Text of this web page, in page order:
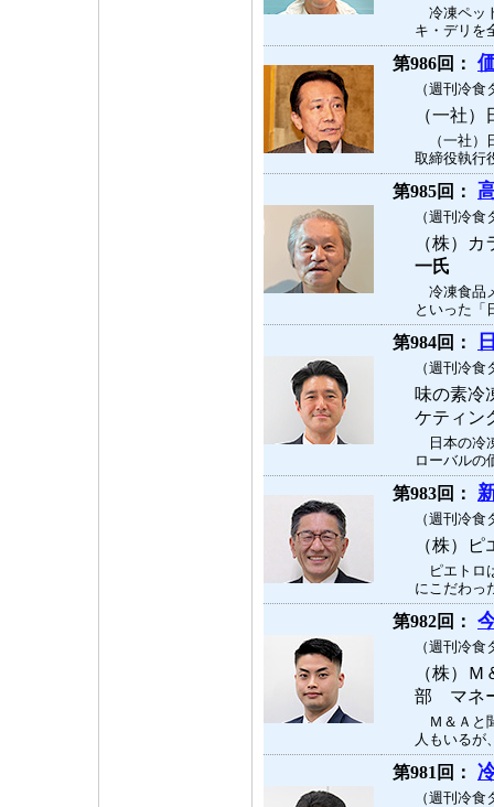
冷凍ペッ
キ・デリを
第986回：
（週刊冷
（一社
（一社）
取締役執行
第985回：
（週刊冷
（株）
一氏
冷凍食品
といった「
第984回：
（週刊冷
味の素
ケティ
日本の冷
ローバルの
第983回：
（週刊冷
（株）
ピエトロ
にこだわっ
第982回：
（週刊冷
（株）
部 マネ
Ｍ＆Ａと
人もいるが
第981回：
（週刊冷